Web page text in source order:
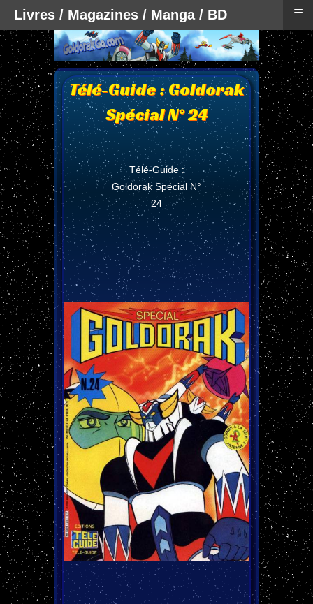
Télé-Guide : Goldorak
Spécial N° 24
Télé-Guide :
Goldorak Spécial N°
24
Livres / Magazines / Manga / BD ≡